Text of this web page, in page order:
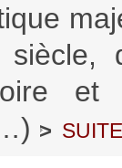
siècle,
et
>